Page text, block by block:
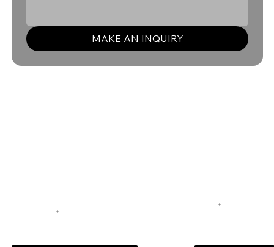
MAKE AN INQUIRY